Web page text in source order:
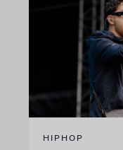
HIPHOP